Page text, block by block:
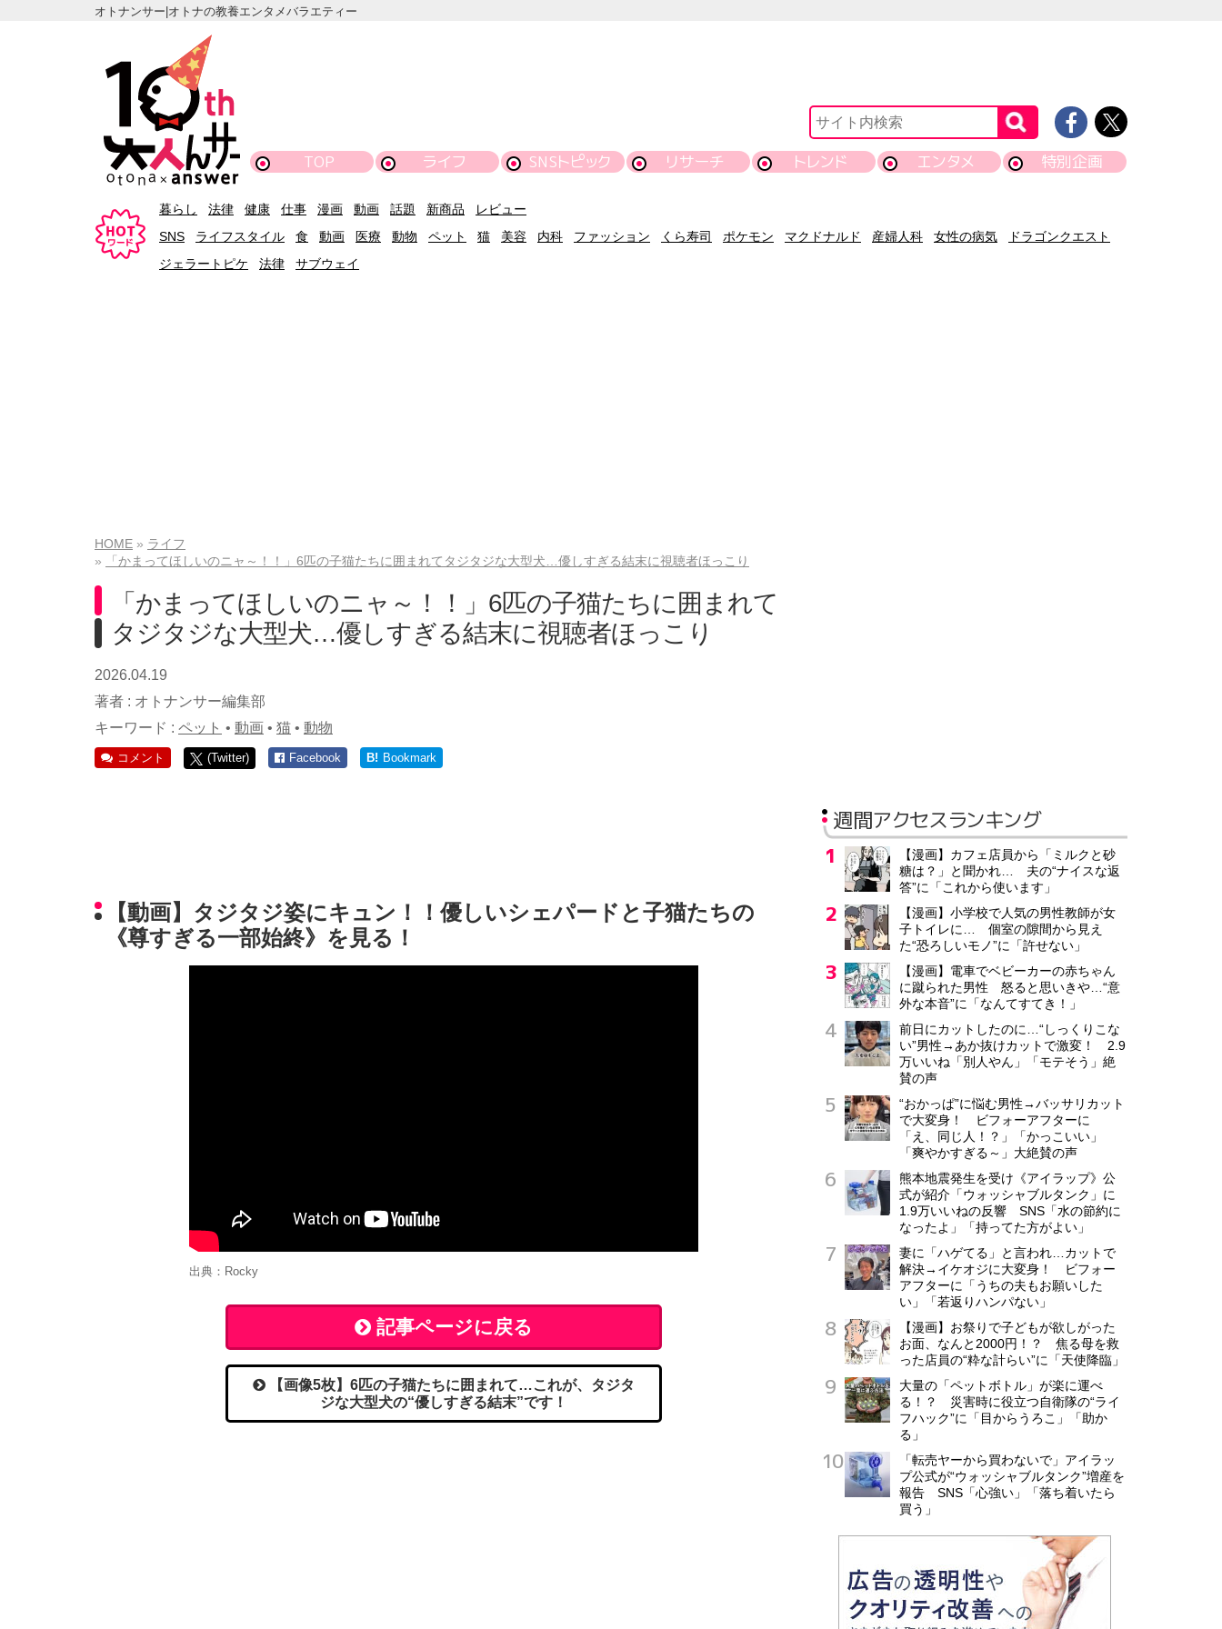
オトナンサー|オトナの教養エンタメバラエティー
TOP ライフ SNSトピック リサーチ トレンド エンタメ 特別企画
暮らし 法律 健康 仕事 漫画 動画 話題 新商品
レビュー
SNS
ライフスタイル 食 動画 医療 動物 ペット 猫 美容 内科 ファッション くら寿司 ポケモン マクドナルド 産婦人科 女性の病気
ドラゴンクエスト
ジェラートピケ
法律 サブウェイ
HOME
ライフ
「かまってほしいのニャ～！！」6匹の子猫たちに囲まれてタジタジな大型犬…優しすぎる結末に視聴者ほっこり
「かまってほしいのニャ～！！」6匹の子猫たちに囲まれて
タジタジな大型犬…優しすぎる結末に視聴者ほっこり
2026.04.19
著者 : オトナンサー編集部
キーワード : ペット • 動画 • 猫 • 動物
コメント (Twitter) Facebook B! Bookmark
【動画】タジタジ姿にキュン！！優しいシェパードと子猫たちの
《尊すぎる一部始終》を見る！
出典：Rocky
記事ページに戻る
【画像5枚】6匹の子猫たちに囲まれて…これが、タジタ
ジな大型犬の“優しすぎる結末”です！
週間アクセスランキング
【漫画】カフェ店員から「ミルクと砂
糖は？」と聞かれ… 夫の“ナイスな返
答”に「これから使います」
【漫画】小学校で人気の男性教師が女
子トイレに… 個室の隙間から見え
た“恐ろしいモノ”に「許せない」
【漫画】電車でベビーカーの赤ちゃん
に蹴られた男性 怒ると思いきや…“意
外な本音”に「なんてすてき！」
前日にカットしたのに…“しっくりこな
い”男性→あか抜けカットで激変！ 2.9
万いいね「別人やん」「モテそう」絶
賛の声
“おかっぱ”に悩む男性→バッサリカット
で大変身！ ビフォーアフターに
「え、同じ人！？」「かっこいい」
「爽やかすぎる～」大絶賛の声
熊本地震発生を受け《アイラップ》公
式が紹介「ウォッシャブルタンク」に
1.9万いいねの反響 SNS「水の節約に
なったよ」「持ってた方がよい」
妻に「ハゲてる」と言われ…カットで
解決→イケオジに大変身！ ビフォー
アフターに「うちの夫もお願いした
い」「若返りハンパない」
【漫画】お祭りで子どもが欲しがった
お面、なんと2000円！？ 焦る母を救
った店員の“粋な計らい”に「天使降臨」
大量の「ペットボトル」が楽に運べ
る！？ 災害時に役立つ自衛隊の“ライ
フハック”に「目からうろこ」「助か
る」
「転売ヤーから買わないで」アイラッ
プ公式が“ウォッシャブルタンク”増産を
報告 SNS「心強い」「落ち着いたら
買う」